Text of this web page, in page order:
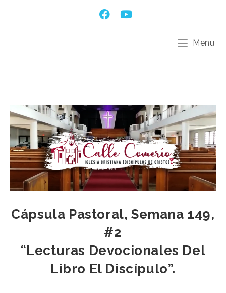
Menu
Cápsula Pastoral, Semana 149,
#2
“Lecturas Devocionales Del
Libro El Discípulo”.